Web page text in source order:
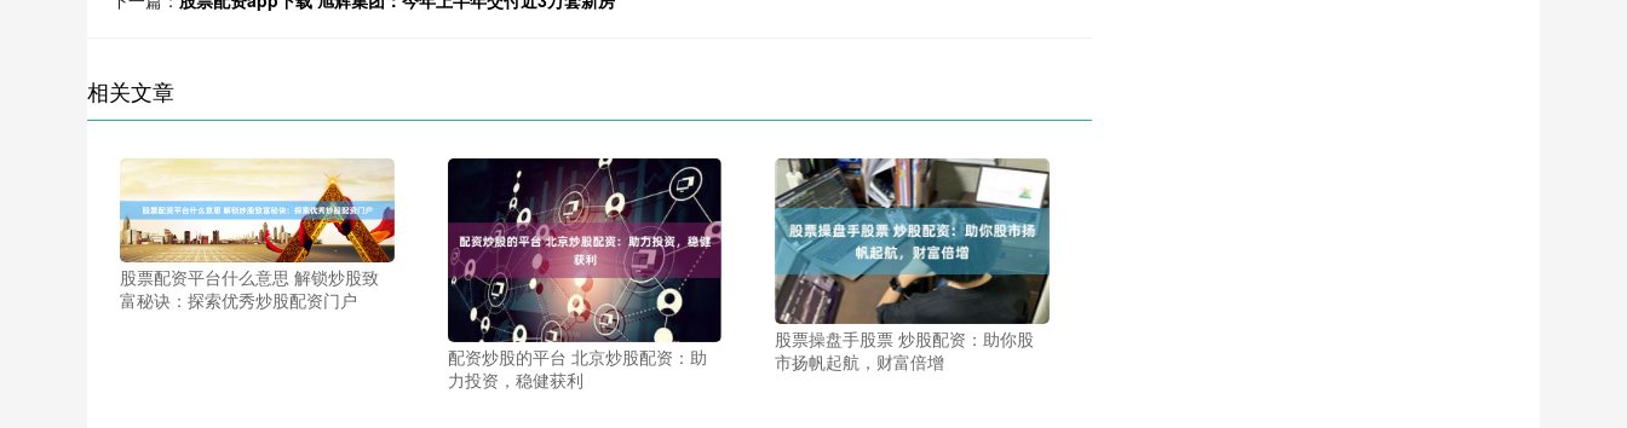
相关文章
股票配资平台什么意思 解锁炒股致
富秘诀：探索优秀炒股配资门户
配资炒股的平台 北京炒股配资：助
力投资，稳健获利
股票操盘手股票 炒股配资：助你股
市扬帆起航，财富倍增